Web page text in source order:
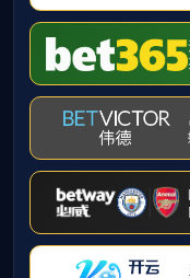
您现在所在的位置:首页>实习
学科竞赛